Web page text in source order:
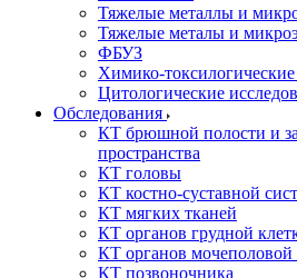
Тяжелые металлы и
Тяжелые металы и
ФБУЗ
Химико-
Цитологические
Обследования
КТ брюшной полости и
пространства
КТ головы
КТ костно-суставной
КТ мягких тканей
КТ органов грудной
КТ органов мочеполовой
КТ позвоночника